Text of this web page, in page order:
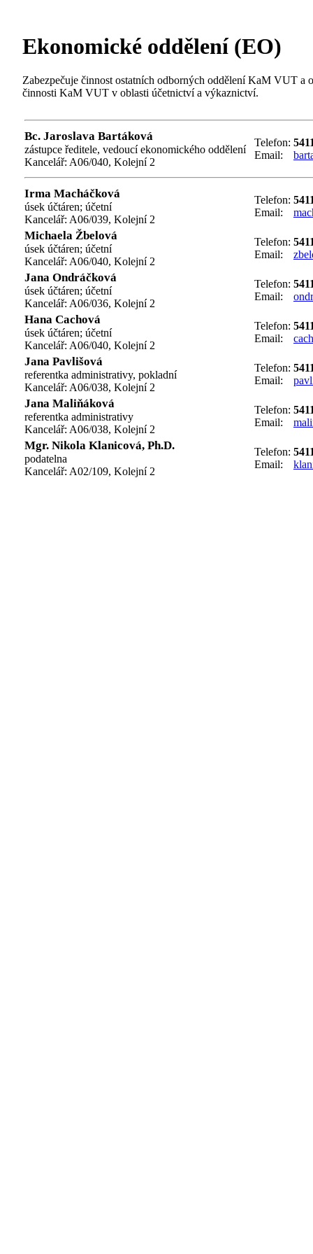
Ekonomické oddělení (EO)
Zabezpečuje činnost ostatních odborných oddělení KaM VUT
činnosti KaM VUT v oblasti účetnictví a výkaznictví.
Bc. Jaroslava Bartáková
zástupce ředitele, vedoucí ekonomického oddělení
Kancelář: A06/040, Kolejní 2
Telefon:
Email:
Irma Macháčková
úsek účtáren; účetní
Kancelář: A06/039, Kolejní 2
Telefon:
Email:
Michaela Žbelová
úsek účtáren; účetní
Kancelář: A06/040, Kolejní 2
Telefon:
Email:
Jana Ondráčková
úsek účtáren; účetní
Kancelář: A06/036, Kolejní 2
Telefon:
Email:
Hana Cachová
úsek účtáren; účetní
Kancelář: A06/040, Kolejní 2
Telefon:
Email:
Jana Pavlišová
referentka administrativy, pokladní
Kancelář: A06/038, Kolejní 2
Telefon:
Email:
Jana Maliňáková
referentka administrativy
Kancelář: A06/038, Kolejní 2
Telefon:
Email:
Mgr. Nikola Klanicová, Ph.D.
podatelna
Kancelář: A02/109, Kolejní 2
Telefon:
Email: